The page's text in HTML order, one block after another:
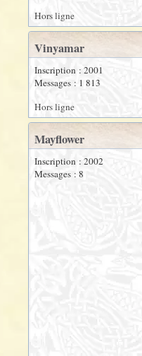
Hors ligne
Vinyamar
Inscription : 2001
Messages : 1 813
Hors ligne
Mayflower
Inscription : 2002
Messages : 8